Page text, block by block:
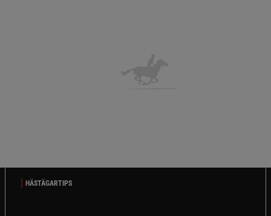
HÄSTÄGARTIPS